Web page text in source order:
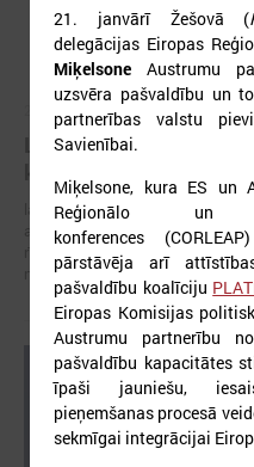
2026. gada 05. augusts
LPS aicina piedalīties
kopienas krīzē" 11.
latvijas Pašvaldību savienība
aicina piedalīties seminārā
rīcība un pieredzes apmaiņa
notiks šī gada 11.augustā no
21. janvārī Žešovā (
delegācijas Eiropas
Miķelsone Austrumu
uzsvēra pašvaldību un
partnerības valstu
Savienībai.
Miķelsone, kura ES un
Reģionālo un
konferences
pārstāvēja arī
pašvaldību koalīciju
Eiropas Komisijas
Austrumu partnerību
pašvaldību kapacitātes
īpaši jauniešu,
pieņemšanas procesā
sekmīgai integrācijai